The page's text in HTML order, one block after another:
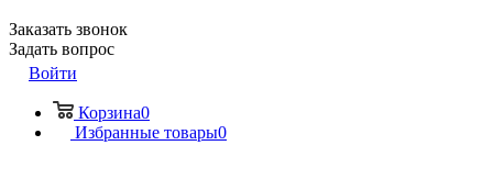
Заказать звонок
Задать вопрос
Войти
Корзина0
Избранные товары0